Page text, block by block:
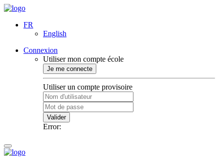
FR
English
Connexion
Utiliser mon compte école
Je me connecte
Utiliser un compte provisoire
Valider
Error: